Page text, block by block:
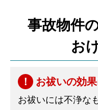
事故物件
お
お祓いの効
お祓いには不浄な